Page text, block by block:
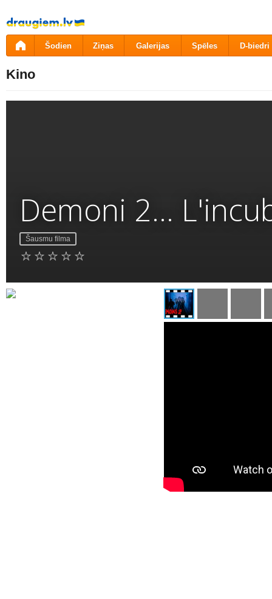
Pāriet
uz
saturu
Šodien Ziņas Galerijas Spēles D-biedri
Kino
Demoni 2...
Šausmu filma